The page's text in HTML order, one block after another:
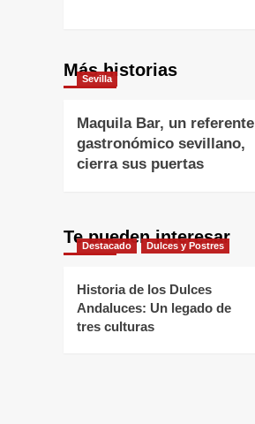
Más historias
Sevilla
Maquila Bar, un referente
gastronómico sevillano,
cierra sus puertas
Te pueden interesar
Destacado Dulces y Postres
Historia de los Dulces
Andaluces: Un legado de
tres culturas